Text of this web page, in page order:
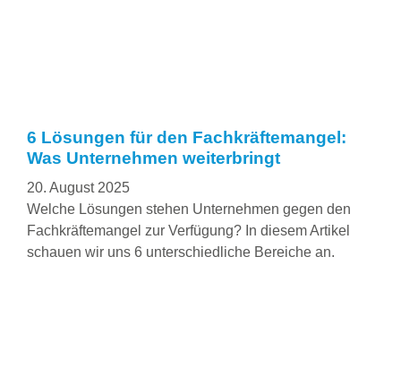
6 Lösungen für den Fachkräftemangel:
Was Unternehmen weiterbringt
20. August 2025
Welche Lösungen stehen Unternehmen gegen den
Fachkräftemangel zur Verfügung? In diesem Artikel
schauen wir uns 6 unterschiedliche Bereiche an.